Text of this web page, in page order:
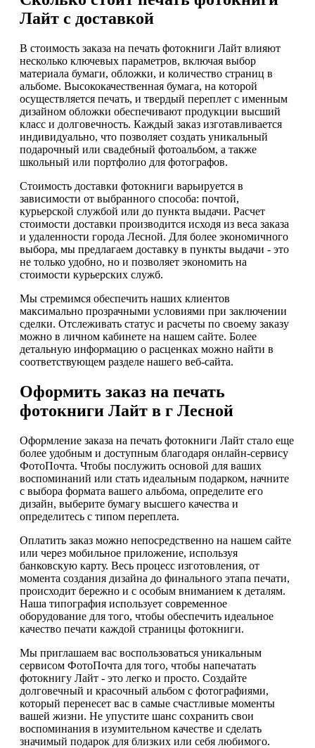
Лайт с доставкой
В стоимость заказа на печать фотокниги Лайт влияют
несколько ключевых параметров, включая выбор
материала бумаги, обложки, и количество страниц в
альбоме. Высококачественная бумага, на которой
осуществляется печать, и твердый переплет с именным
дизайном обложки обеспечивают продукции высший
класс и долговечность. Каждый заказ изготавливается
индивидуально, что позволяет создать уникальный
подарочный или свадебный фотоальбом, а также
школьный или портфолио для фотографов.
Стоимость доставки фотокниги варьируется в
зависимости от выбранного способа: почтой,
курьерской службой или до пункта выдачи. Расчет
стоимости доставки производится исходя из веса заказа
и удаленности города Лесной. Для более экономичного
выбора, мы предлагаем доставку в пункты выдачи - это
не только удобно, но и позволяет экономить на
стоимости курьерских служб.
Мы стремимся обеспечить наших клиентов
максимально прозрачными условиями при заключении
сделки. Отслеживать статус и расчеты по своему заказу
можно в личном кабинете на нашем сайте. Более
детальную информацию о расценках можно найти в
соответствующем разделе нашего веб-сайта.
Оформить заказ на печать
фотокниги Лайт в г Лесной
Оформление заказа на печать фотокниги Лайт стало еще
более удобным и доступным благодаря онлайн-сервису
ФотоПочта. Чтобы послужить основой для ваших
воспоминаний или стать идеальным подарком, начните
с выбора формата вашего альбома, определите его
дизайн, выберите бумагу высшего качества и
определитесь с типом переплета.
Оплатить заказ можно непосредственно на нашем сайте
или через мобильное приложение, используя
банковскую карту. Весь процесс изготовления, от
момента создания дизайна до финального этапа печати,
происходит бережно и с особым вниманием к деталям.
Наша типография использует современное
оборудование для того, чтобы обеспечить идеальное
качество печати каждой страницы фотокниги.
Мы приглашаем вас воспользоваться уникальным
сервисом ФотоПочта для того, чтобы напечатать
фотокнигу Лайт - это легко и просто. Создайте
долговечный и красочный альбом с фотографиями,
который перенесет вас в самые счастливые моменты
вашей жизни. Не упустите шанс сохранить свои
воспоминания в изумительном качестве и сделать
значимый подарок для близких или себя любимого.